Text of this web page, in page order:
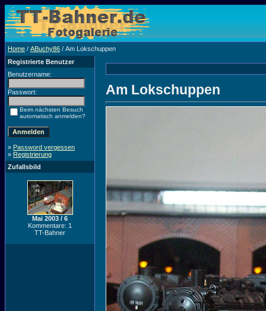
Home / ABuchy86 / Am Lokschuppen
Registrierte Benutzer
Benutzername:
Passwort:
Beim nächsten Besuch
automatisch anmelden?
» Password vergessen
» Registrierung
Zufallsbild
Mai 2003 / 6
Kommentare: 1
TT-Bahner
Am Lokschuppen